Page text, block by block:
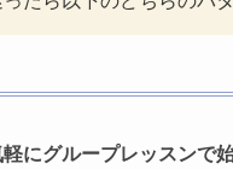
軽にグループレッスンで